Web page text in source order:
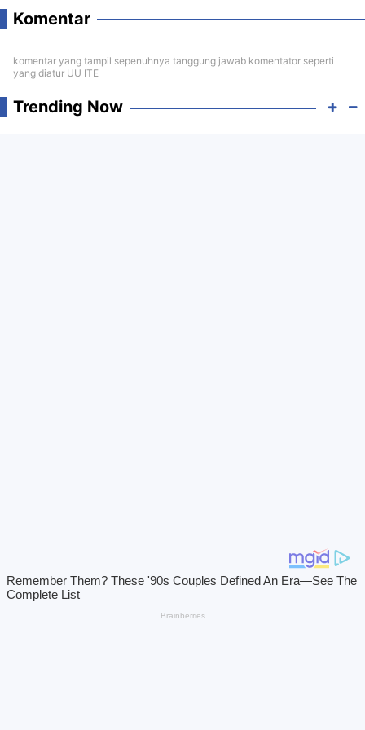
Komentar
komentar yang tampil sepenuhnya tanggung jawab komentator seperti
yang diatur UU ITE
Trending Now